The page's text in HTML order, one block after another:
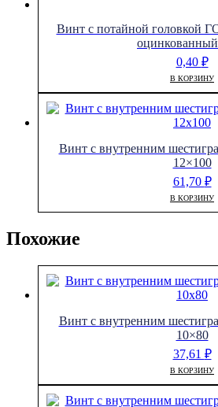
Винт с потайной головкой
0,40 ₽
В КОРЗИНУ
Винт с внутренним
12×100
61,70 ₽
В КОРЗИНУ
Похожие
Винт с внутренним
10×80
37,61 ₽
В КОРЗИНУ